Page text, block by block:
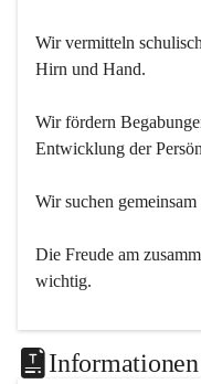
Wir vermitteln
Hirn und Hand.
Wir fördern
Entwicklung der
Wir suchen
Die Freude am
wichtig.
Informationen